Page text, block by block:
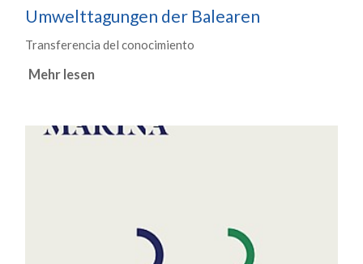
Umwelttagungen der Balearen
Transferencia del conocimiento
Mehr lesen